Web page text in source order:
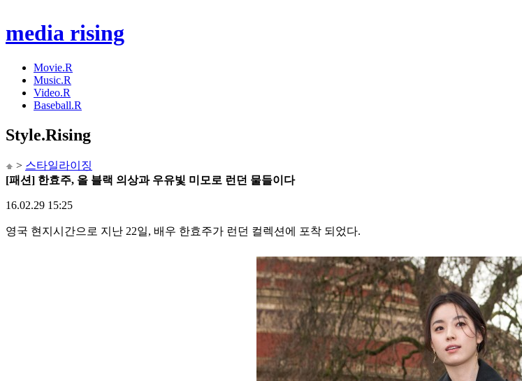
media rising
Movie.R
Music.R
Video.R
Baseball.R
Style.Rising
> 스타일라이징
[패션] 한효주, 올 블랙 의상과 우유빛 미모로 런던 물들이다
16.02.29 15:25
영국 현지시간으로 지난 22일, 배우 한효주가 런던 컬렉션에 포착 되었다.